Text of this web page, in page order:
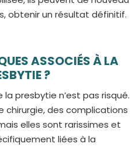
obtenir un résultat définitif.
ASSOCIÉS À LA
?
presbytie n’est pas risqué.
chirurgie, des complications
elles sont rarissimes et
liées à la